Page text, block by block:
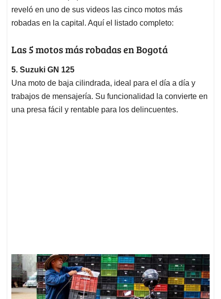
reveló en uno de sus videos las cinco motos más
robadas en la capital. Aquí el listado completo:
Las 5 motos más robadas en Bogotá
5. Suzuki GN 125
Una moto de baja cilindrada, ideal para el día a día y
trabajos de mensajería. Su funcionalidad la convierte en
una presa fácil y rentable para los delincuentes.